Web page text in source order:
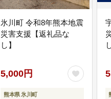
氷川町 令和8年熊本地震
災害支援【返礼品な
し】
5,000円
熊本県 氷川町